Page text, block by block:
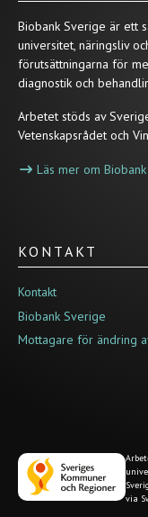
Biobank Sverige är ett
universitet, näringsliv
förutsättningarna för
diagnostik och
Arbetet stöds av
Vetenskapsrådet och
Läs mer om
KONTAKT
Kontakt
Biobank Sverige
Mottagare för ändring
via